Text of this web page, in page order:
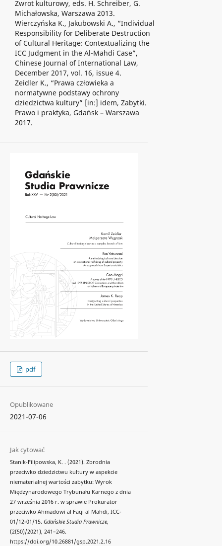
Zwrot kulturowy, eds. H. Schreiber, G.
Michałowska, Warszawa 2013.
Wierczyńska K., Jakubowski A., “Individual
Responsibility for Deliberate Destruction
of Cultural Heritage: Contextualizing the
ICC Judgment in the Al-Mahdi Case”,
Chinese Journal of International Law,
December 2017, vol. 16, issue 4.
Zeidler K., “Prawa człowieka a
normatywne podstawy ochrony
dziedzictwa kultury” [in:] idem, Zabytki.
Prawo i praktyka, Gdańsk – Warszawa
2017.
pdf
Opublikowane
2021-07-06
Jak cytować
Stanik-Filipowska, K. . (2021). Zbrodnia
przeciwko dziedzictwu kultury w aspekcie
niematerialnej wartości zabytku: Wyrok
Międzynarodowego Trybunału Karnego z dnia
27 września 2016 r. w sprawie Prokurator
przeciwko Ahmadowi al Faqi al Mahdi, ICC-
01/12-01/15. Gdańskie Studia Prawnicze,
(2(50)/2021), 241–246.
https://doi.org/10.26881/gsp.2021.2.16